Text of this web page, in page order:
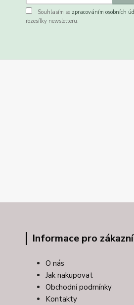
Souhlasím se zpracováním osobních
rozesílky newsletteru.
Informace pro
O nás
Jak nakupovat
Obchodní podmínky
Kontakty